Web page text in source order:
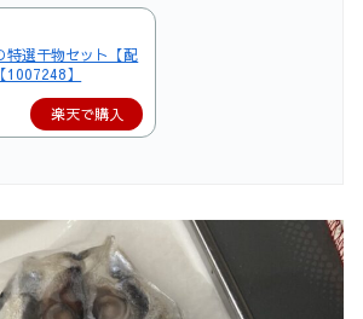
特選干物セット【配
】
楽天で購入